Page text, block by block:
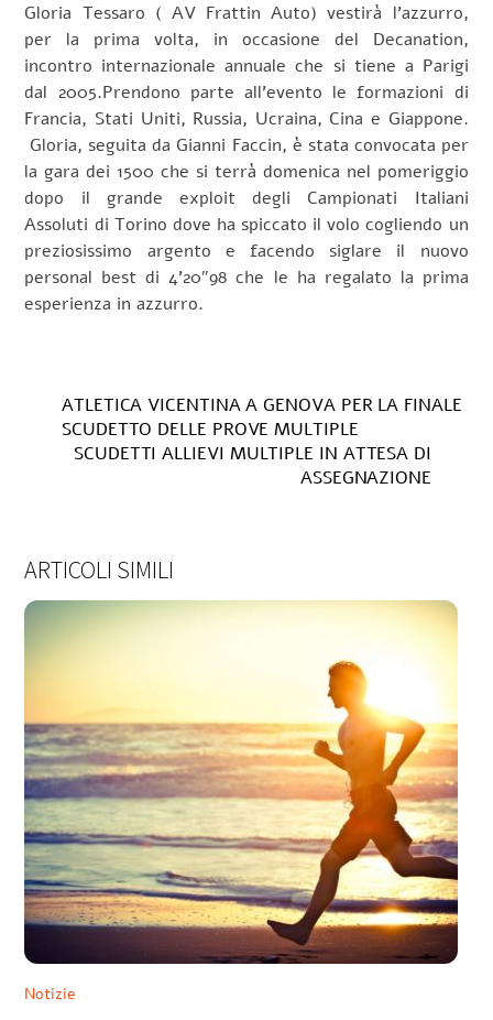
Gloria Tessaro ( AV Frattin Auto) vestirà l’azzurro,
per la prima volta, in occasione del Decanation,
incontro internazionale annuale che si tiene a Parigi
dal 2005.Prendono parte all’evento le formazioni di
Francia, Stati Uniti, Russia, Ucraina, Cina e Giappone.
Gloria, seguita da Gianni Faccin, è stata convocata per
la gara dei 1500 che si terrà domenica nel pomeriggio
dopo il grande exploit degli Campionati Italiani
Assoluti di Torino dove ha spiccato il volo cogliendo un
preziosissimo argento e facendo siglare il nuovo
personal best di 4’20″98 che le ha regalato la prima
esperienza in azzurro.
ATLETICA VICENTINA A GENOVA PER LA FINALE
SCUDETTO DELLE PROVE MULTIPLE
SCUDETTI ALLIEVI MULTIPLE IN ATTESA DI
ASSEGNAZIONE
ARTICOLI SIMILI
Notizie